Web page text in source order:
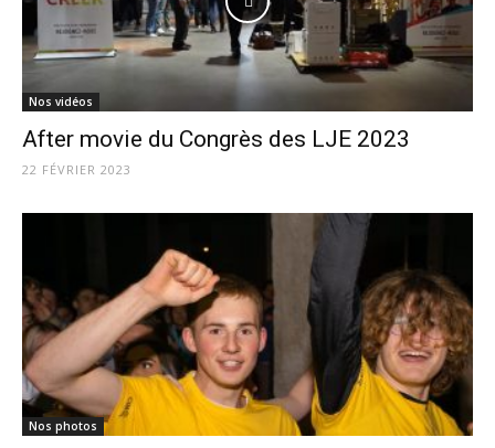
Nos vidéos
After movie du Congrès des LJE 2023
22 FÉVRIER 2023
Nos photos